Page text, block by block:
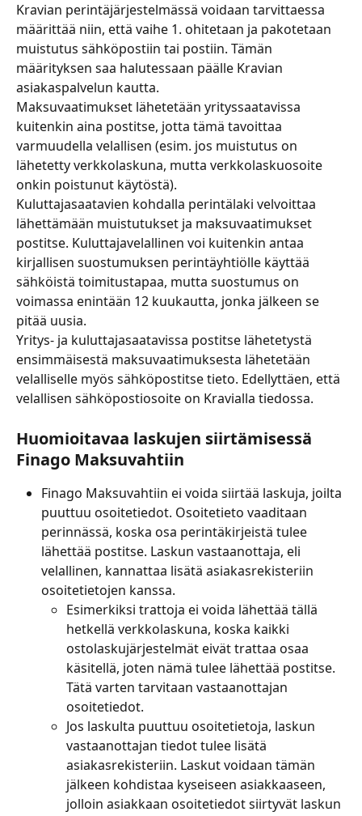
Kravian perintäjärjestelmässä voidaan tarvittaessa
määrittää niin, että vaihe 1. ohitetaan ja pakotetaan
muistutus sähköpostiin tai postiin. Tämän
määrityksen saa halutessaan päälle Kravian
asiakaspalvelun kautta.
Maksuvaatimukset lähetetään yrityssaatavissa
kuitenkin aina postitse, jotta tämä tavoittaa
varmuudella velallisen (esim. jos muistutus on
lähetetty verkkolaskuna, mutta verkkolaskuosoite
onkin poistunut käytöstä).
Kuluttajasaatavien kohdalla perintälaki velvoittaa
lähettämään muistutukset ja maksuvaatimukset
postitse. Kuluttajavelallinen voi kuitenkin antaa
kirjallisen suostumuksen perintäyhtiölle käyttää
sähköistä toimitustapaa, mutta suostumus on
voimassa enintään 12 kuukautta, jonka jälkeen se
pitää uusia.
Yritys- ja kuluttajasaatavissa postitse lähetetystä
ensimmäisestä maksuvaatimuksesta lähetetään
velalliselle myös sähköpostitse tieto. Edellyttäen, että
velallisen sähköpostiosoite on Kravialla tiedossa.
Huomioitavaa laskujen siirtämisessä
Finago Maksuvahtiin
Finago Maksuvahtiin ei voida siirtää laskuja, joilta
puuttuu osoitetiedot. Osoitetieto vaaditaan
perinnässä, koska osa perintäkirjeistä tulee
lähettää postitse. Laskun vastaanottaja, eli
velallinen, kannattaa lisätä asiakasrekisteriin
osoitetietojen kanssa.
Esimerkiksi trattoja ei voida lähettää tällä
hetkellä verkkolaskuna, koska kaikki
ostolaskujärjestelmät eivät trattaa osaa
käsitellä, joten nämä tulee lähettää postitse.
Tätä varten tarvitaan vastaanottajan
osoitetiedot.
Jos laskulta puuttuu osoitetietoja, laskun
vastaanottajan tiedot tulee lisätä
asiakasrekisteriin. Laskut voidaan tämän
jälkeen kohdistaa kyseiseen asiakkaaseen,
jolloin asiakkaan osoitetiedot siirtyvät laskun